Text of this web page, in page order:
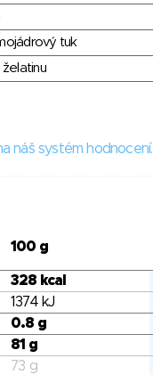
tuk
náš systém hodnocení.
100 g
328 kcal
1374 kJ
0.8 g
81 g
73 g